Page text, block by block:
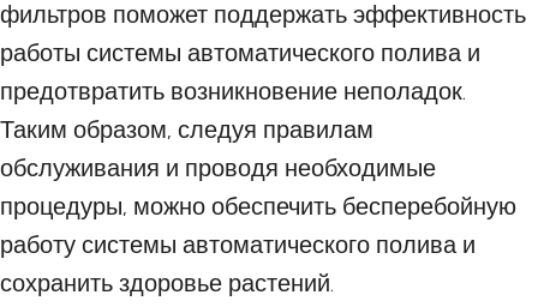
фильтров поможет поддержать эффективность
работы системы автоматического полива и
предотвратить возникновение неполадок.
Таким образом, следуя правилам
обслуживания и проводя необходимые
процедуры, можно обеспечить бесперебойную
работу системы автоматического полива и
сохранить здоровье растений.